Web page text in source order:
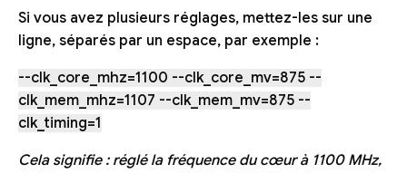
Si vous avez plusieurs réglages, mettez-les sur une
ligne, séparés par un espace, par exemple :
--clk_core_mhz=1100 --clk_core_mv=875 --
clk_mem_mhz=1107 --clk_mem_mv=875 --
clk_timing=1
Cela signifie : réglé la fréquence du cœur à 1100 MHz,